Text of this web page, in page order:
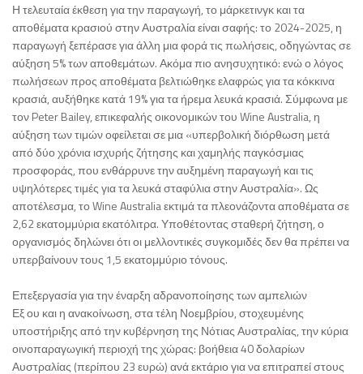
Η τελευταία έκθεση για την παραγωγή, το μάρκετινγκ και τα
αποθέματα κρασιού στην Αυστραλία είναι σαφής: το 2024-2025, η
παραγωγή ξεπέρασε για άλλη μια φορά τις πωλήσεις, οδηγώντας σε
αύξηση 5% των αποθεμάτων. Ακόμα πιο ανησυχητικό: ενώ ο λόγος
πωλήσεων προς αποθέματα βελτιώθηκε ελαφρώς για τα κόκκινα
κρασιά, αυξήθηκε κατά 19% για τα ήρεμα λευκά κρασιά. Σύμφωνα με
τον Peter Bailey, επικεφαλής οικονομικών του Wine Australia, η
αύξηση των τιμών οφείλεται σε μια «υπερβολική διόρθωση μετά
από δύο χρόνια ισχυρής ζήτησης και χαμηλής παγκόσμιας
προσφοράς, που ενθάρρυνε την αυξημένη παραγωγή και τις
υψηλότερες τιμές για τα λευκά σταφύλια στην Αυστραλία». Ως
αποτέλεσμα, το Wine Australia εκτιμά τα πλεονάζοντα αποθέματα σε
2,62 εκατομμύρια εκατόλιτρα. Υποθέτοντας σταθερή ζήτηση, ο
οργανισμός δηλώνει ότι οι μελλοντικές συγκομιδές δεν θα πρέπει να
υπερβαίνουν τους 1,5 εκατομμύριο τόνους.
Επεξεργασία για την έναρξη αδρανοποίησης των αμπελιών
Εξ ου και η ανακοίνωση, στα τέλη Νοεμβρίου, στοχευμένης
υποστήριξης από την κυβέρνηση της Νότιας Αυστραλίας, την κύρια
οινοπαραγωγική περιοχή της χώρας: βοήθεια 40 δολαρίων
Αυστραλίας (περίπου 23 ευρώ) ανά εκτάριο για να επιτραπεί στους